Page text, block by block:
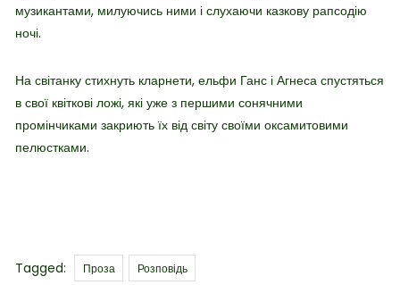
музикантами, милуючись ними і слухаючи казкову рапсодію
ночі.
На світанку стихнуть кларнети, ельфи Ганс і Агнеса спустяться
в свої квіткові ложі, які уже з першими сонячними
промінчиками закриють їх від світу своїми оксамитовими
пелюстками.
Tagged: Tags
Проза Розповідь